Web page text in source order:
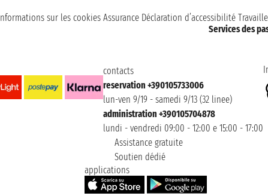
Informations sur les cookies Assurance Déclaration d’accessibilité
Services des
contacts
reservation +390105733006
lun-ven 9/19 - samedi 9/13 (32 linee)
administration +390105704878
lundi - vendredi 09:00 - 12:00 e 15:00 - 17:00
Assistance gratuite
Soutien dédié
applications